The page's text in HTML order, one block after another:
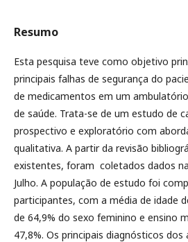
Resumo
Esta pesquisa teve como objetivo
principais falhas de segurança do
de medicamentos em um
de saúde. Trata-se de um estudo de
prospectivo e exploratório com
qualitativa. A partir da revisão
existentes, foram coletados dados
Julho. A população de estudo foi
participantes, com a média de idade
de 64,9% do sexo feminino e ensino
47,8%. Os principais diagnósticos